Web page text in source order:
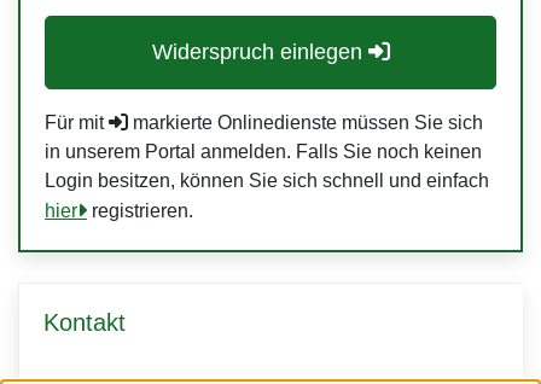
Widerspruch einlegen
Für mit
markierte Onlinedienste müssen Sie sich
in unserem Portal anmelden. Falls Sie noch keinen
Login besitzen, können Sie sich schnell und einfach
hier
registrieren.
Kontakt